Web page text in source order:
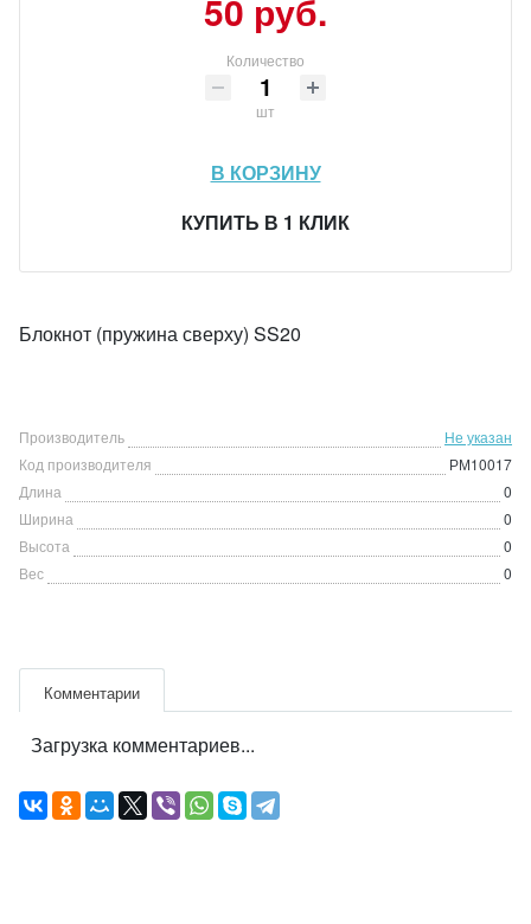
50 руб.
Количество
шт
В КОРЗИНУ
КУПИТЬ В 1 КЛИК
Блокнот (пружина сверху) SS20
Производитель
Не указан
Код производителя
РМ10017
Длина
0
Ширина
0
Высота
0
Вес
0
Комментарии
Загрузка комментариев...